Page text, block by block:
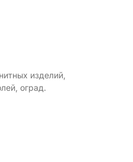
изделий,
оград.